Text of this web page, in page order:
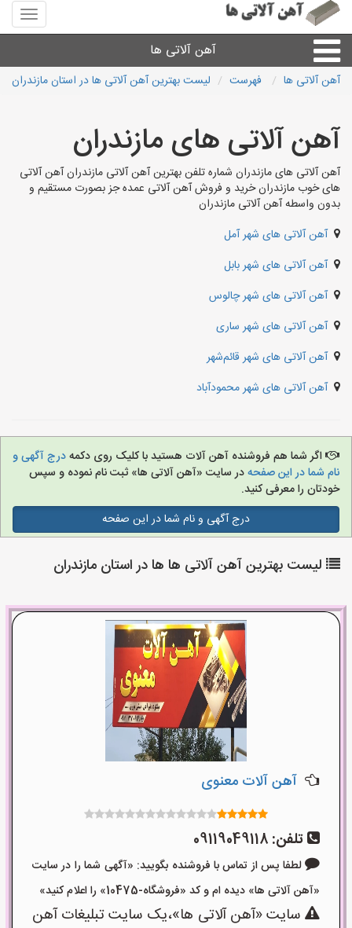
منوی
سایت
آلاتی
ها
آهن آلاتی ها
ورق
لوله و اتصالات
آهن آلاتی های شهرها
آهن آلاتی ها فهرست لیست بهترین آهن آلاتی ها در استان مازندران
آهن آلاتی های مازندران
آهن آلاتی های مازندران شماره تلفن بهترین آهن آلاتی مازندران آهن آلاتی
های خوب مازندران خرید و فروش آهن آلاتی عمده جز بصورت مستقیم و
بدون واسطه آهن آلاتی مازندران
آهن آلاتی های شهر آمل
آهن آلاتی های شهر بابل
آهن آلاتی های شهر چالوس
آهن آلاتی های شهر ساری
آهن آلاتی های شهر قائم‌شهر
آهن آلاتی های شهر محمودآباد
اگر شما هم فروشنده آهن آلات هستید با کلیک روی دکمهدرج آگهی و
نام شما در این صفحهدر سایت «آهن آلاتی ها» ثبت نام نموده و سپس
خودتان را معرفی کنید.
درج آگهی و نام شما در این صفحه
لیست بهترین آهن آلاتی ها ها در استان مازندران
آهن آلات معنوی
تلفن: 09119049118
لطفا پس از تماس با فروشنده بگویید: «آگهی شما را در سایت
«آهن آلاتی ها» دیده ام و کد «فروشگاه-10475» را اعلام کنید»
سایت «آهن آلاتی ها»،یک سایت تبلیغات آهن